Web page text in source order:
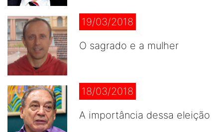
19/03/2018
O sagrado e a mulher
18/03/2018
A importância dessa eleição